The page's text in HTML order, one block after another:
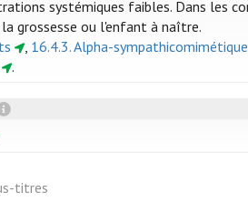
systémiques faibles. Dans les
grossesse ou l'enfant à naître.
, 16.4.3. Alpha-
.
titres